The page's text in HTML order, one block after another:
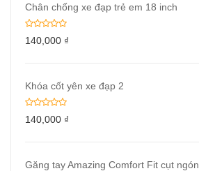
Chân chống xe đạp trẻ em 18 inch
140,000 ₫
Khóa cốt yên xe đạp 2
140,000 ₫
Găng tay Amazing Comfort Fit cụt ngón